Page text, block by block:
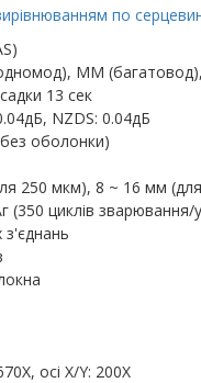
по
MM
13 сек
NZDS: 0.04дБ
оболонки)
250 мкм), 8 ~ 16 мм
циклів зварювання/
з'єднань
осі X/Y: 200X